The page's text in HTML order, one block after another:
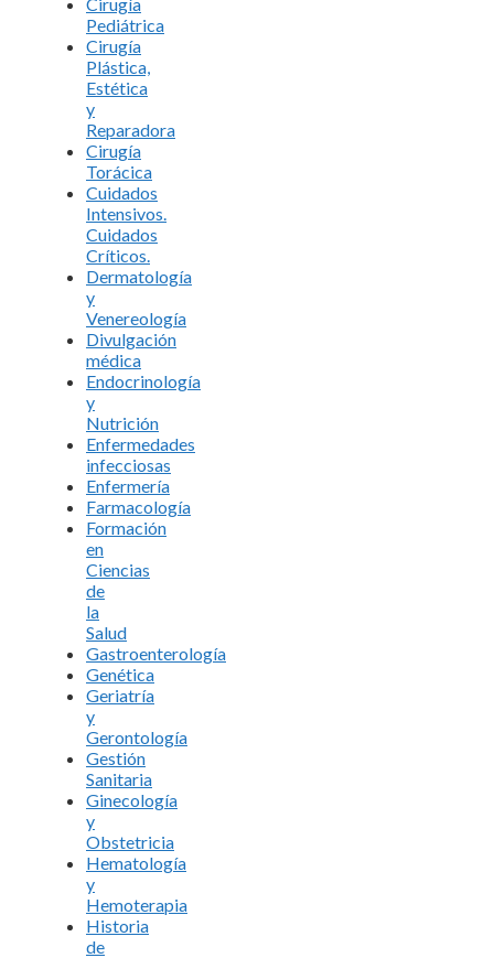
Pediátrica
Cirugía
Plástica,
Estética
y
Reparadora
Cirugía
Torácica
Cuidados
Intensivos.
Cuidados
Críticos.
Dermatología
y
Venereología
Divulgación
médica
Endocrinología
y
Nutrición
Enfermedades
infecciosas
Enfermería
Farmacología
Formación
en
Ciencias
de
la
Salud
Gastroenterología
Genética
Geriatría
y
Gerontología
Gestión
Sanitaria
Ginecología
y
Obstetricia
Hematología
y
Hemoterapia
Historia
de